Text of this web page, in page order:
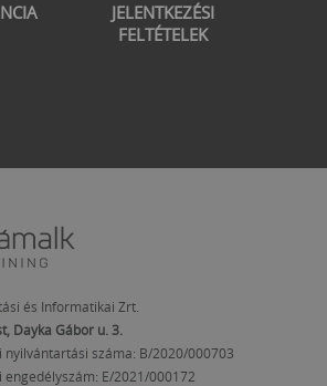
JELENTKEZÉSI
FELTÉTELEK
és Informatikai Zrt.
Dayka Gábor u. 3.
nyilvántartási száma: B/2020/000703
engedélyszám: E/2021/000172